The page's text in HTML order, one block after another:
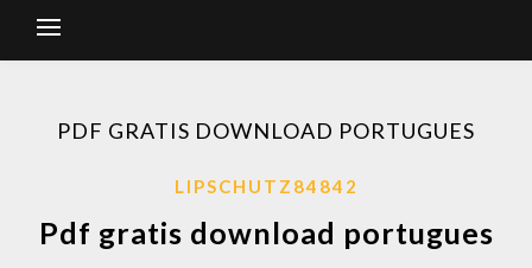
PDF GRATIS DOWNLOAD PORTUGUES
LIPSCHUTZ84842
Pdf gratis download portugues